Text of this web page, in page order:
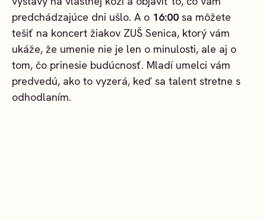
predchádzajúce dni ušlo. A o 16:00 sa môžete
tešiť na koncert žiakov ZUŠ Senica, ktorý vám
ukáže, že umenie nie je len o minulosti, ale aj o
tom, čo prinesie budúcnosť. Mladí umelci vám
predvedú, ako to vyzerá, keď sa talent stretne s
odhodlaním.